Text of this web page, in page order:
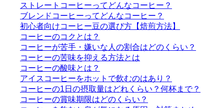
ストレートコーヒーってどんなコーヒー？
ブレンドコーヒーってどんなコーヒー？
初心者向けコーヒー豆の選び方【焙煎方法】
コーヒーのコクとは？
コーヒーが苦手・嫌いな人の割合はどのくらい？
コーヒーの苦味を抑える方法とは
コーヒーの酸味とは？
アイスコーヒーをホットで飲むのはあり？
コーヒーの1日の摂取量はどれくらい？何杯まで？
コーヒーの賞味期限はどのくらい？